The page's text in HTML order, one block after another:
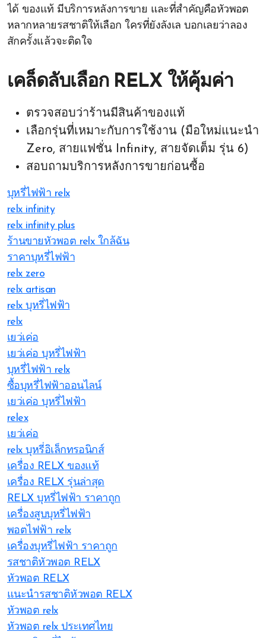
ได้ ของแท้ มีบริการหลังการขาย และที่สำคัญคือหัวพอต
หลากหลายรสชาติให้เลือก ใครที่ยังลังเล บอกเลยว่าลอง
สักครั้งแล้วจะติดใจ
เคล็ดลับเลือก RELX ให้คุ้มค่า
ตรวจสอบว่าร้านมีสินค้าของแท้
เลือกรุ่นที่เหมาะกับการใช้งาน (มือใหม่แนะนำ
Zero, สายแฟชั่น Infinity, สายจัดเต็ม รุ่น 6)
สอบถามบริการหลังการขายก่อนซื้อ
บุหรี่ไฟฟ้า relx
relx infinity
relx infinity plus
ร้านขายหัวพอต relx ใกล้ฉัน
ราคาบุหรี่ไฟฟ้า
relx zero
relx artisan
relx บุหรี่ไฟฟ้า
relx
เยว่เค่อ
เยว่เค่อ บุหรี่ไฟฟ้า
บุหรี่ไฟฟ้า relx
ซื้อบุหรี่ไฟฟ้าออนไลน์
เยว่เค่อ บุหรี่ไฟฟ้า
relex
เยว่เค่อ
relx บุหรี่อิเล็กทรอนิกส์
เครื่อง RELX ของแท้
เครื่อง RELX รุ่นล่าสุด
RELX บุหรี่ไฟฟ้า ราคาถูก
เครื่องสูบบุหรี่ไฟฟ้า
พอตไฟฟ้า relx
เครื่องบุหรี่ไฟฟ้า ราคาถูก
รสชาติหัวพอต RELX
หัวพอต RELX
แนะนำรสชาติหัวพอต RELX
หัวพอต relx
หัวพอต relx ประเทศไทย